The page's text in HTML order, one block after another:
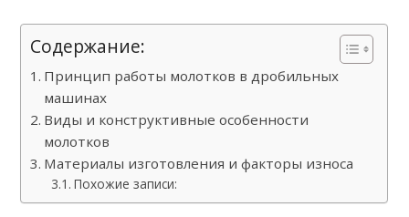
Содержание:
Принцип работы молотков в дробильных
машинах
Виды и конструктивные особенности
молотков
Материалы изготовления и факторы износа
Похожие записи: